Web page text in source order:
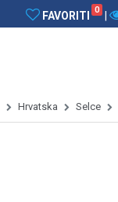
FAVORITI 0
Hrvatska Selce